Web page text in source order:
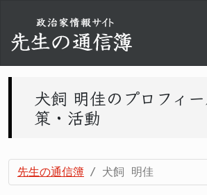
犬飼 明佳のプロフィ
策・活動
先生の通信簿 犬飼 明佳